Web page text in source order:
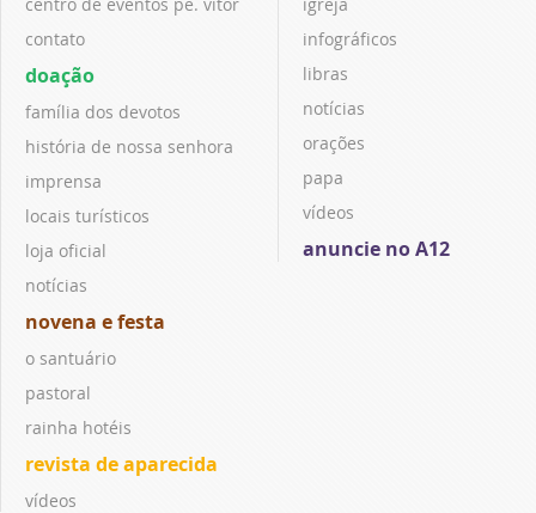
contato
doação
família dos devotos
história de nossa senhora
imprensa
locais turísticos
loja oficial
notícias
novena e festa
o santuário
pastoral
rainha hotéis
revista de aparecida
vídeos
infográficos
libras
notícias
orações
papa
vídeos
anuncie no A12